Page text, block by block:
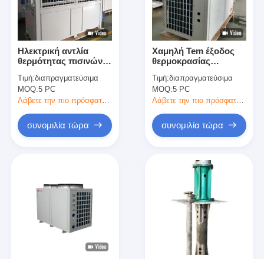
συνομιλία τώρα
Ecer
Οριζόντια αντλία πηλού
Κάθετη αντλία πηλού
αντλία θερμότητας πηγής νερού
Αντλία θερμότητας Hydronic
αντλία θερμότητας πισινών
Ηλεκτρική αντλία
θερμότητας πισινών
αποδοτικότητας/
εσωτερική αντλία
θερμότητας λιμνών
Τιμή:διαπραγματεύσιμα
MOQ:5 PC
Λάβετε την πιο πρόσφατη τιμή
συνομιλία τώρα
Χαμηλή Tem έξοδος
θερμοκρασίας
Copeland αντλιών
θερμότητας πισινών
της EVI
Τιμή:διαπραγματεύσιμα
MOQ:5 PC
Λάβετε την πιο πρόσφατη τιμή
συνομιλία τώρα